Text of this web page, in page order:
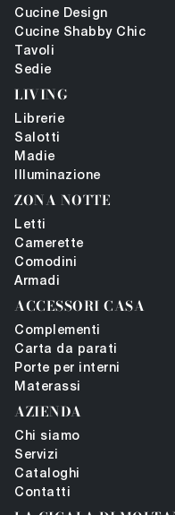
Cucine Design
Cucine Shabby Chic
Tavoli
Sedie
LIVING
Librerie
Salotti
Madie
Illuminazione
ZONA NOTTE
Letti
Camerette
Comodini
Armadi
ACCESSORI CASA
Complementi
Carta da parati
Porte per interni
Materassi
AZIENDA
Chi siamo
Servizi
Cataloghi
Contatti